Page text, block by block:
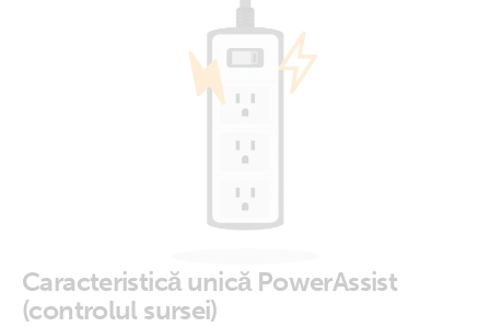
Caracteristică unică PowerAssist
(controlul sursei)